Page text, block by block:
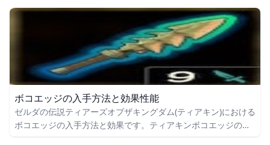
掲載しています。
ボコエッジの入手方法と効果性能
ゼルダの伝説ティアーズオブザキングダム(ティアキン)における
ボコエッジの入手方法と効果です。ティアキンボコエッジの入